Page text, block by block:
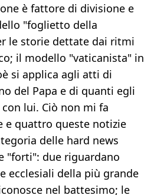
è fattore di divisione e
"foglietto della
le storie dettate dai ritmi
il modello "vaticanista" in
si applica agli atti di
del Papa e di quanti egli
lui. Ciò non mi fa
e quattro queste notizie
delle hard news
"forti": due riguardano
ecclesiali della più grande
nel battesimo; le